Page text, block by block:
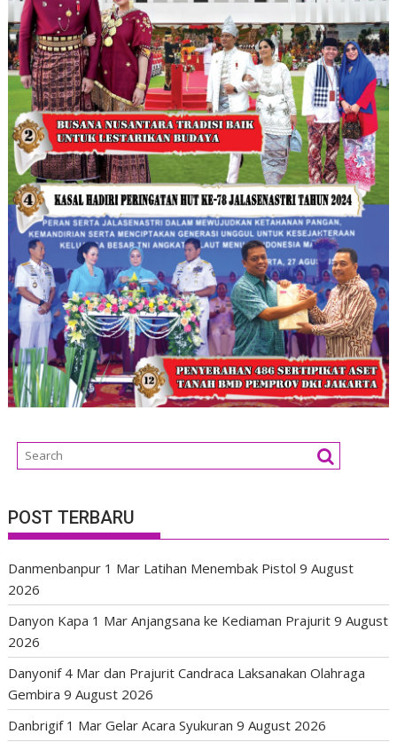
POST TERBARU
Danmenbanpur 1 Mar Latihan Menembak Pistol 9 August
2026
Danyon Kapa 1 Mar Anjangsana ke Kediaman Prajurit 9 August
2026
Danyonif 4 Mar dan Prajurit Candraca Laksanakan Olahraga
Gembira 9 August 2026
Danbrigif 1 Mar Gelar Acara Syukuran 9 August 2026